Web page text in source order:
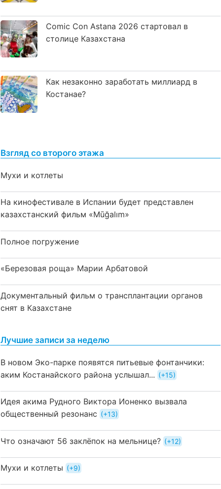
Comic Con Astana 2026 стартовал в
столице Казахстана
Как незаконно заработать миллиард в
Костанае?
Взгляд со второго этажа
Мухи и котлеты
На кинофестивале в Испании будет представлен
казахстанский фильм «Mūğalım»
Полное погружение
«Березовая роща» Марии Арбатовой
Документальный фильм о трансплантации органов
снят в Казахстане
Лучшие записи за неделю
В новом Эко-парке появятся питьевые фонтанчики:
аким Костанайского района услышал...
+15
Идея акима Рудного Виктора Ионенко вызвала
общественный резонанс
+13
Что означают 56 заклёпок на мельнице? +12
Мухи и котлеты +9